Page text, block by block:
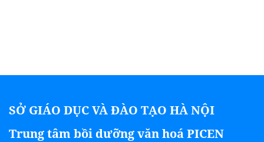
SỞ GIÁO DỤC VÀ ĐÀO TẠO HÀ NỘI
Trung tâm bồi dưỡng văn hoá PICEN